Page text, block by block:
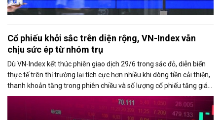
Cổ phiếu khởi sắc trên diện rộng, VN-Index vẫn
chịu sức ép từ nhóm trụ
Dù VN-Index kết thúc phiên giao dịch 29/6 trong sắc đỏ, diễn biến
thực tế trên thị trường lại tích cực hơn nhiều khi dòng tiền cải thiện,
thanh khoản tăng trong phiên chiều và số lượng cổ phiếu tăng giá
chiếm ưu thế. Áp lực giảm điểm của chỉ số chủ yếu đến từ nhóm cổ
phiếu vốn hóa lớn, đặc biệt là VIC và VHM.